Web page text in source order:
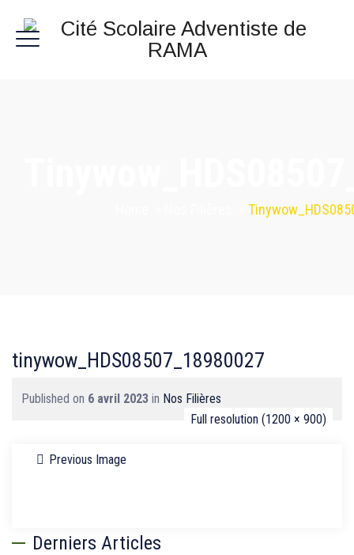
tinywow_HDS08507_18980027
Published on 6 avril 2023 in Nos Filières
Full resolution (1200 × 900)
Previous Image
Derniers Articles